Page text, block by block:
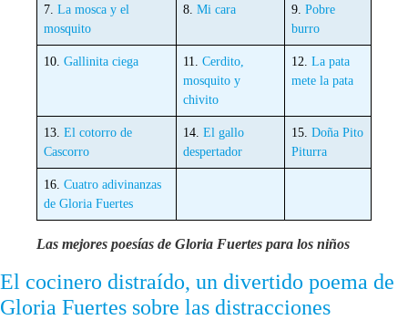
7.La mosca y el
mosquito
8.Mi cara 9.Pobre
burro
10.Gallinita ciega 11.Cerdito,
mosquito y
chivito
12.La pata
mete la pata
13. El cotorro de
Cascorro
14. El gallo
despertador
15. Doña Pito
Piturra
16. Cuatro adivinanzas
de Gloria Fuertes
Las mejores poesías de Gloria Fuertes para los niños
El cocinero distraído, un divertido poema de
Gloria Fuertes sobre las distracciones